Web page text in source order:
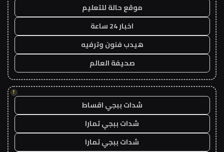
موقع حالة للتعليم
اخبار 24 ساعة
هيدب فنون وترفيه
صحيفة العالم
!
شدات ببجي اقساط
شدات ببجي تمارا
شدات ببجي تمارا